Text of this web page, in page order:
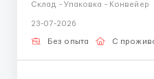
бумажные изделия. Заработная плата: от 2000 до
3000 евро в месяц (от 97 000 грн)
Склад - Упаковка - Конвейер
23-07-2026
Без опыта С